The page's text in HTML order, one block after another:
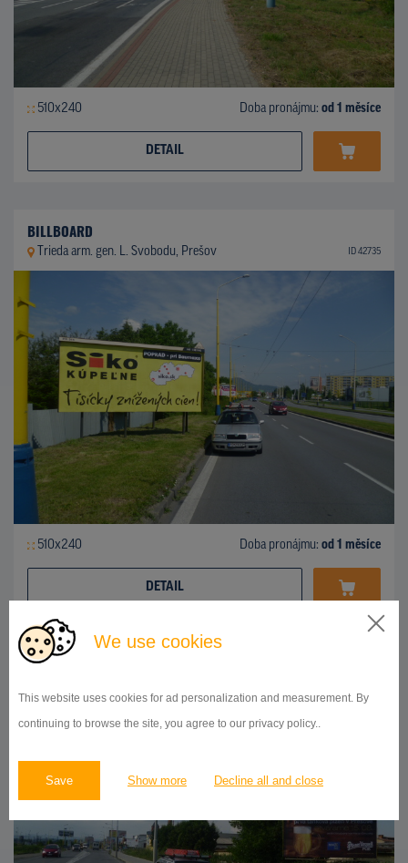
We use cookies
This website uses cookies for ad personalization and measurement. By
continuing to browse the site, you agree to our privacy policy..
Save Show more Decline all and close
510x240 Doba pronájmu: od 1 měsíce
DETAIL
BILLBOARD
Trieda arm. gen. L. Svobodu, Prešov ID 42735
510x240 Doba pronájmu: od 1 měsíce
DETAIL
BILLBOARD